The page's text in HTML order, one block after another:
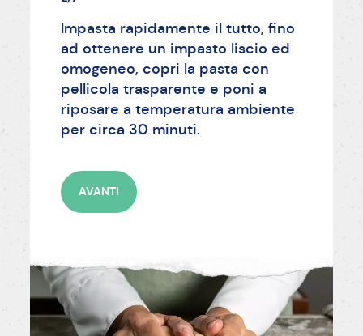
Impasta rapidamente il tutto, fino
ad ottenere un impasto liscio ed
omogeneo, copri la pasta con
pellicola trasparente e poni a
riposare a temperatura ambiente
per circa 30 minuti.
AVANTI